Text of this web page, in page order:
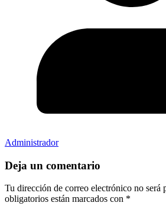
Administrador
Deja un comentario
Tu dirección de correo electrónico no será
obligatorios están marcados con *